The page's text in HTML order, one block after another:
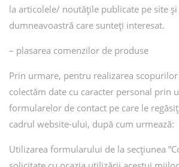
la articolele/ noutățile publicate pe site și
dumneavoastră care sunteți interesat.
– plasarea comenzilor de produse
Prin urmare, pentru realizarea
colectăm date cu caracter personal prin
formularelor de contact pe care le
cadrul website-ului, după cum urmează:
Utilizarea formularului de la secțiunea